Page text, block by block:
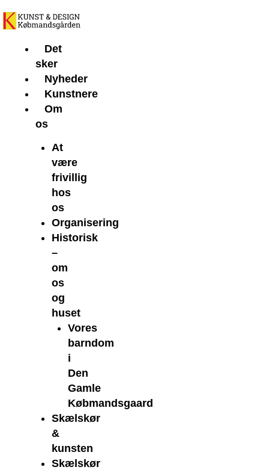
til
Det
sker
Nyheder
Kunstnere
Om
os
At
være
frivillig
hos
os
Organisering
Historisk
–
om
os
og
huset
Vores
barndom
i
Den
Gamle
Købmandsgaard
Skælskør
&
kunsten
Skælskør